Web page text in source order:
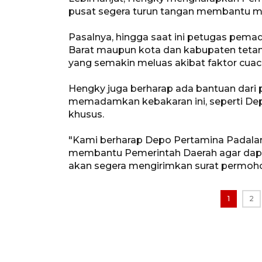
pusat segera turun tangan membantu
Pasalnya, hingga saat ini petugas
Barat maupun kota dan kabupaten
yang semakin meluas akibat faktor
Hengky juga berharap ada bantuan
memadamkan kebakaran ini, seperti
khusus.
"Kami berharap Depo Pertamina
membantu Pemerintah Daerah agar
akan segera mengirimkan surat
1 2